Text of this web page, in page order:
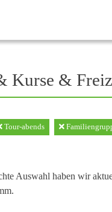
Kurse &
Tour-abends
Auswahl haben wir